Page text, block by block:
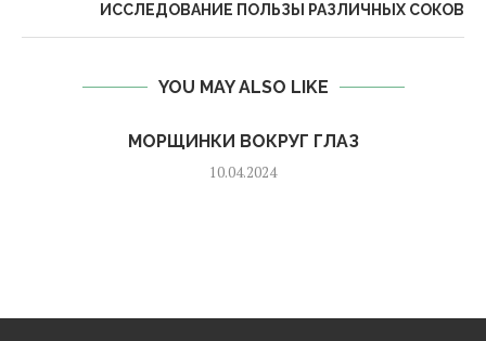
ИССЛЕДОВАНИЕ ПОЛЬЗЫ РАЗЛИЧНЫХ СОКОВ
YOU MAY ALSO LIKE
МОРЩИНКИ ВОКРУГ ГЛАЗ
10.04.2024